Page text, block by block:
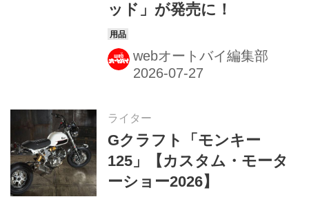
ッド」が発売に！
webオートバイ編集部
ライター
Gクラフト「モンキー
125」【カスタム・モータ
ーショー2026】